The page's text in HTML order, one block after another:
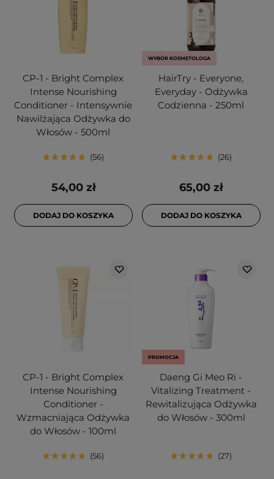
CP-1 - Bright Complex
Intense Nourishing
Conditioner - Intensywnie
Nawilżająca Odżywka do
Włosów - 500ml
56
54,00 zł
DODAJ DO KOSZYKA
WYBÓR KOSMETOLOGA
HairTry - Everyone,
Everyday - Odżywka
Codzienna - 250ml
26
65,00 zł
DODAJ DO KOSZYKA
CP-1 - Bright Complex
Intense Nourishing
Conditioner -
Wzmacniająca Odżywka
do Włosów - 100ml
56
PROMOCJA
Daeng Gi Meo Ri -
Vitalizing Treatment -
Rewitalizująca Odżywka
do Włosów - 300ml
27